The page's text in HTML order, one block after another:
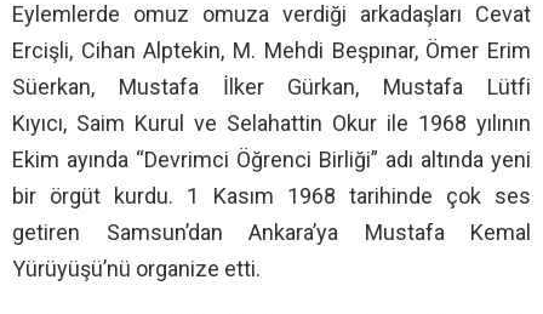
Eylemlerde omuz omuza verdiği arkadaşları Cevat
Ercişli, Cihan Alptekin, M. Mehdi Beşpınar, Ömer Erim
Süerkan, Mustafa İlker Gürkan, Mustafa Lütfi
Kıyıcı, Saim Kurul ve Selahattin Okur ile 1968 yılının
Ekim ayında “Devrimci Öğrenci Birliği” adı altında yeni
bir örgüt kurdu. 1 Kasım 1968 tarihinde çok ses
getiren Samsun’dan Ankara’ya Mustafa Kemal
Yürüyüşü’nü organize etti.